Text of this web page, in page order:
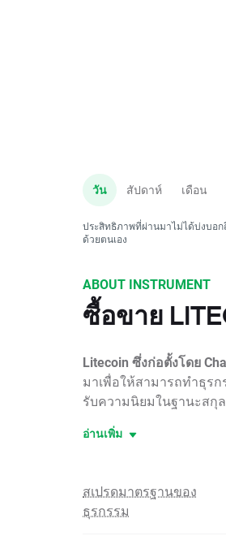
วัน สัปดาห์ เดือน
ประสิทธิภาพที่ผ่านมาไม่ได้บ่งบอ
ด้วยตนเอง
ABOUT INSTRUMENT
ซื้อขาย
Litecoin ซึ่งก่อตั้งโดย
มาเพื่อให้สามารถทำธุรก
รับความนิยมในฐานะสกุ
อ่านเพิ่ม
สเปรดมาตรฐานของ
ธุรกรรม